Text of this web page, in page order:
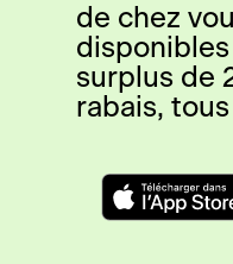
de chez
surplus de
rabais,